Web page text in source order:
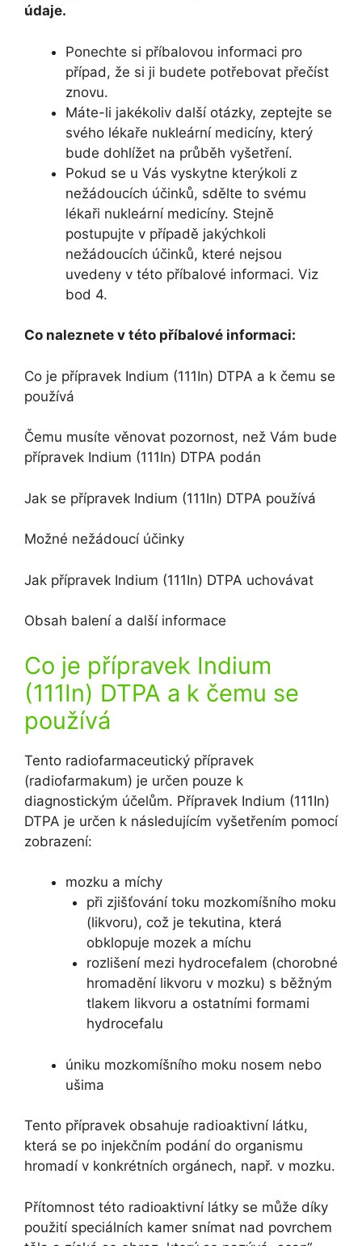
údaje.
Ponechte si příbalovou informaci pro
případ, že si ji budete potřebovat přečíst
znovu.
Máte-li jakékoliv další otázky, zeptejte se
svého lékaře nukleární medicíny, který
bude dohlížet na průběh vyšetření.
Pokud se u Vás vyskytne kterýkoli z
nežádoucích účinků, sdělte to svému
lékaři nukleární medicíny. Stejně
postupujte v případě jakýchkoli
nežádoucích účinků, které nejsou
uvedeny v této příbalové informaci. Viz
bod 4.
Co naleznete v této příbalové informaci:
Co je přípravek Indium (111In) DTPA a k čemu se
používá
Čemu musíte věnovat pozornost, než Vám bude
přípravek Indium (111In) DTPA podán
Jak se přípravek Indium (111In) DTPA používá
Možné nežádoucí účinky
Jak přípravek Indium (111In) DTPA uchovávat
Obsah balení a další informace
Co je přípravek Indium
(111In) DTPA a k čemu se
používá
Tento radiofarmaceutický přípravek
(radiofarmakum) je určen pouze k
diagnostickým účelům. Přípravek Indium (111In)
DTPA je určen k následujícím vyšetřením pomocí
zobrazení:
mozku a míchy
při zjišťování toku mozkomíšního moku
(likvoru), což je tekutina, která
obklopuje mozek a míchu
rozlišení mezi hydrocefalem (chorobné
hromadění likvoru v mozku) s běžným
tlakem likvoru a ostatními formami
hydrocefalu
úniku mozkomíšního moku nosem nebo
ušima
Tento přípravek obsahuje radioaktivní látku,
která se po injekčním podání do organismu
hromadí v konkrétních orgánech, např. v mozku.
Přítomnost této radioaktivní látky se může díky
použití speciálních kamer snímat nad povrchem